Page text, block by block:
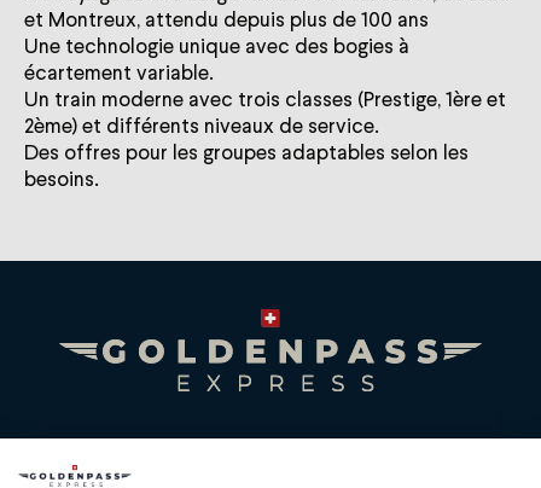
et Montreux, attendu depuis plus de 100 ans
Une technologie unique avec des bogies à
écartement variable.
Un train moderne avec trois classes (Prestige, 1ère et
2ème) et différents niveaux de service.
Des offres pour les groupes adaptables selon les
besoins.